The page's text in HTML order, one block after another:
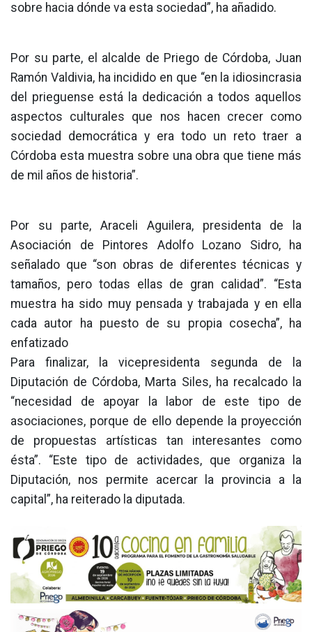
sobre hacia dónde va esta sociedad”, ha añadido.
Por su parte, el alcalde de Priego de Córdoba, Juan
Ramón Valdivia, ha incidido en que “en la idiosincrasia
del prieguense está la dedicación a todos aquellos
aspectos culturales que nos hacen crecer como
sociedad democrática y era todo un reto traer a
Córdoba esta muestra sobre una obra que tiene más
de mil años de historia”.
Por su parte, Araceli Aguilera, presidenta de la
Asociación de Pintores Adolfo Lozano Sidro, ha
señalado que “son obras de diferentes técnicas y
tamaños, pero todas ellas de gran calidad”. “Esta
muestra ha sido muy pensada y trabajada y en ella
cada autor ha puesto de su propia cosecha”, ha
enfatizado
Para finalizar, la vicepresidenta segunda de la
Diputación de Córdoba, Marta Siles, ha recalcado la
“necesidad de apoyar la labor de este tipo de
asociaciones, porque de ello depende la proyección
de propuestas artísticas tan interesantes como
ésta”. “Este tipo de actividades, que organiza la
Diputación, nos permite acercar la provincia a la
capital”, ha reiterado la diputada.